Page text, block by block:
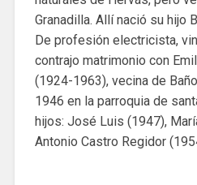
Granadilla. Allí nació su hijo
De profesión electricista,
contrajo matrimonio con
(1924-1963), vecina de
1946 en la parroquia de
hijos: José Luis (1947),
Antonio Castro Regidor